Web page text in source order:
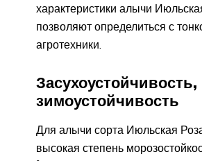
характеристики алычи
позволяют определиться с
агротехники.
Засухоустойчивость,
зимоустойчивость
Для алычи сорта Июльская
высокая степень